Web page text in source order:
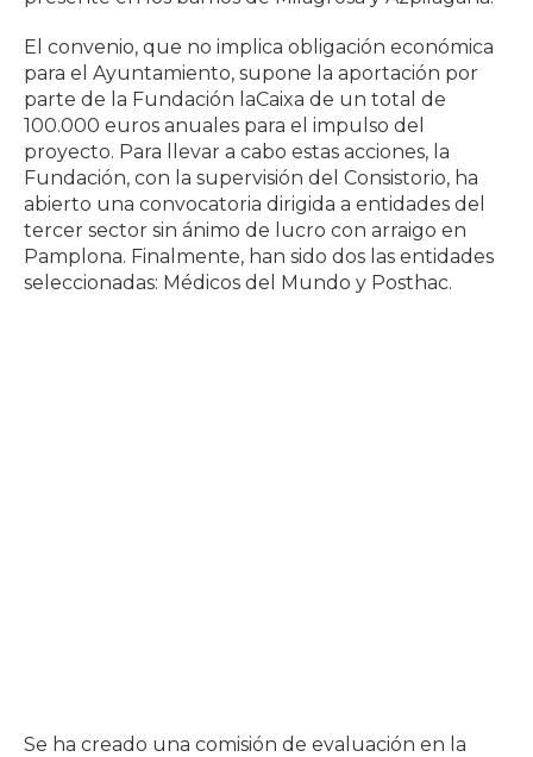
El convenio, que no implica obligación económica
para el Ayuntamiento, supone la aportación por
parte de la Fundación laCaixa de un total de
100.000 euros anuales para el impulso del
proyecto. Para llevar a cabo estas acciones, la
Fundación, con la supervisión del Consistorio, ha
abierto una convocatoria dirigida a entidades del
tercer sector sin ánimo de lucro con arraigo en
Pamplona. Finalmente, han sido dos las entidades
seleccionadas: Médicos del Mundo y Posthac.
Se ha creado una comisión de evaluación en la